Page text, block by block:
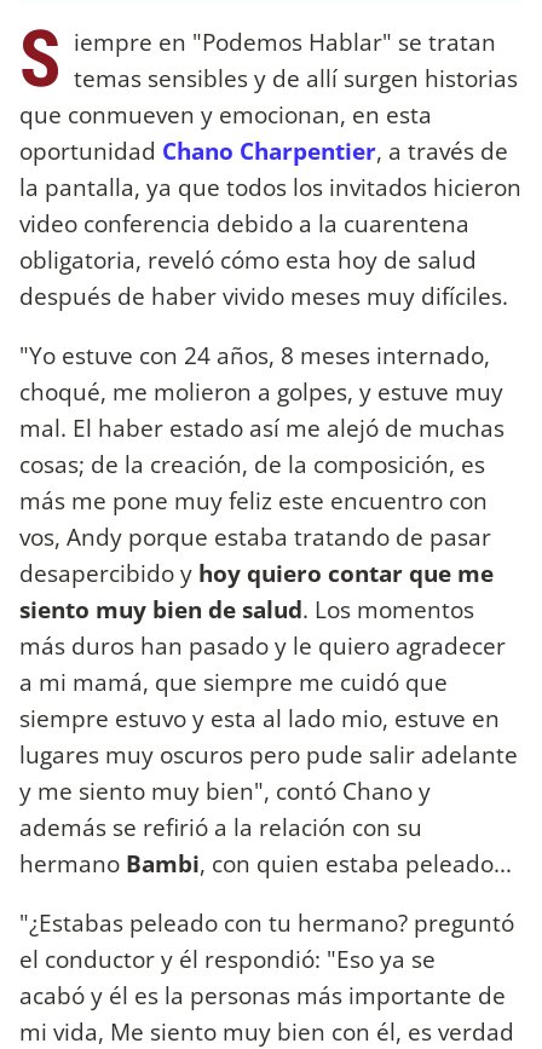
S iempre en "Podemos Hablar" se tratan
temas sensibles y de allí surgen historias
que conmueven y emocionan, en esta
oportunidad Chano Charpentier, a través de
la pantalla, ya que todos los invitados hicieron
video conferencia debido a la cuarentena
obligatoria, reveló cómo esta hoy de salud
después de haber vivido meses muy difíciles.
"Yo estuve con 24 años, 8 meses internado,
choqué, me molieron a golpes, y estuve muy
mal. El haber estado así me alejó de muchas
cosas; de la creación, de la composición, es
más me pone muy feliz este encuentro con
vos, Andy porque estaba tratando de pasar
desapercibido y hoy quiero contar que me
siento muy bien de salud. Los momentos
más duros han pasado y le quiero agradecer
a mi mamá, que siempre me cuidó que
siempre estuvo y esta al lado mio, estuve en
lugares muy oscuros pero pude salir adelante
y me siento muy bien", contó Chano y
además se refirió a la relación con su
hermano Bambi, con quien estaba peleado...
"¿Estabas peleado con tu hermano? preguntó
el conductor y él respondió: "Eso ya se
acabó y él es la personas más importante de
mi vida, Me siento muy bien con él, es verdad